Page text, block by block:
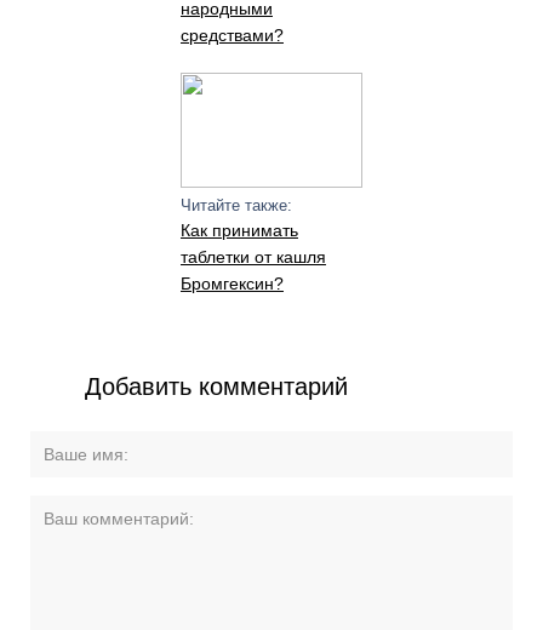
народными
средствами?
Читайте также:
Как принимать
таблетки от кашля
Бромгексин?
Добавить комментарий